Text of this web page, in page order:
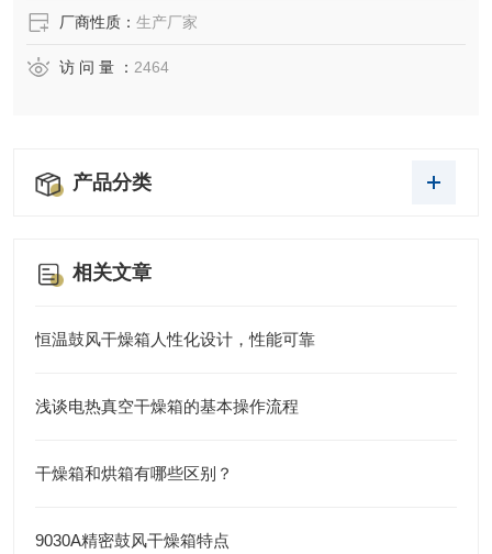
厂商性质： 生产厂家
访 问 量 ： 2464
产品分类
相关文章
恒温鼓风干燥箱人性化设计，性能可靠
浅谈电热真空干燥箱的基本操作流程
干燥箱和烘箱有哪些区别？
9030A精密鼓风干燥箱特点